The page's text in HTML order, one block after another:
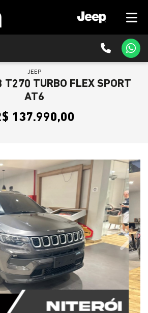
JEEP
T270 TURBO FLEX SPORT
AT6
137.990,00
Next